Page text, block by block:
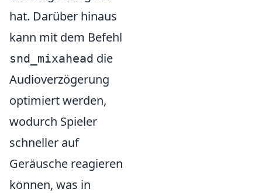
hat. Darüber hinaus
kann mit dem Befehl
snd_mixahead die
Audioverzögerung
optimiert werden,
wodurch Spieler
schneller auf
Geräusche reagieren
können, was in